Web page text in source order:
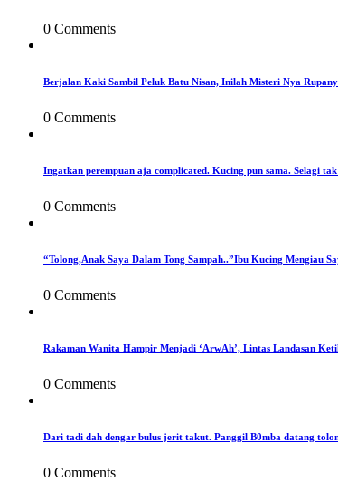
0 Comments
Berjalan Kaki Sambil Peluk Batu Nisan, Inilah Misteri Nya
0 Comments
Ingatkan perempuan aja complicated. Kucing pun sama. Selagi
0 Comments
“Tolong,Anak Saya Dalam Tong Sampah..”Ibu Kucing Mengiau
0 Comments
Rakaman Wanita Hampir Menjadi ‘ArwAh’, Lintas Landasan
0 Comments
Dari tadi dah dengar bulus jerit takut. Panggil B0mba datang
0 Comments